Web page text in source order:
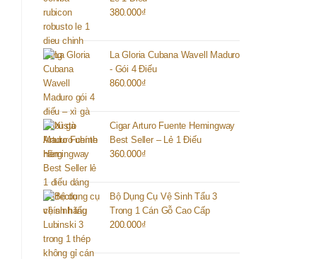
380.000₫
La Gloria Cubana Wavell Maduro
- Gói 4 Điếu
860.000₫
Cigar Arturo Fuente Hemingway
Best Seller – Lẻ 1 Điếu
360.000₫
Bộ Dụng Cụ Vệ Sinh Tẩu 3
Trong 1 Cán Gỗ Cao Cấp
200.000₫